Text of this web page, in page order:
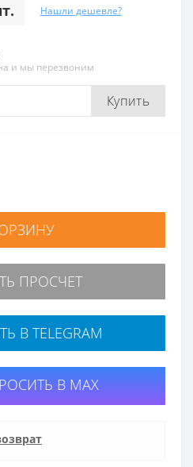
Нашли дешевле?
и мы перезвоним
Купить
ПРОСЧЕТ
В TELEGRAM
В MAX